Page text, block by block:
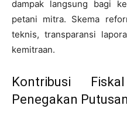
dampak langsung bagi
petani mitra. Skema
teknis, transparansi
kemitraan.
Kontribusi
Penegakan Putusan